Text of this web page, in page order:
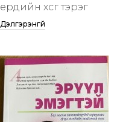
ердийн хөсөг тэрэг
Дэлгэрэнгүй